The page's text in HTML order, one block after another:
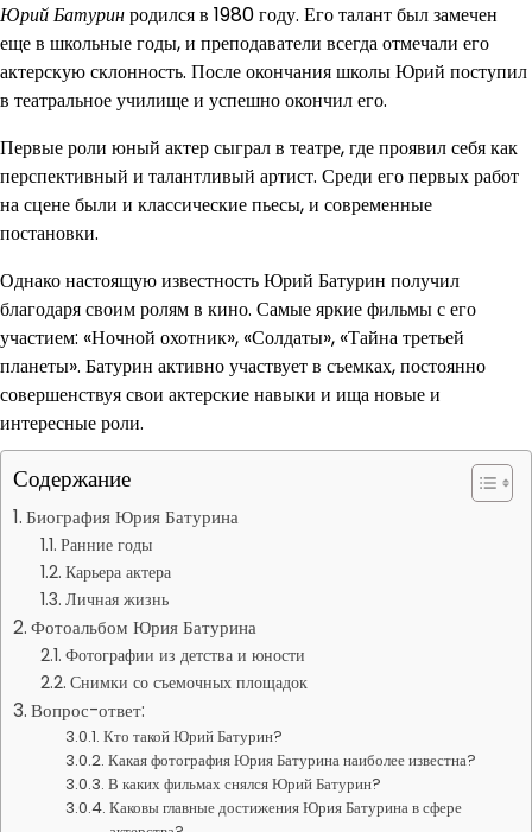
Юрий Батуринродился в 1980 году. Его талант был замечен
еще в школьные годы, и преподаватели всегда отмечали его
актерскую склонность. После окончания школы Юрий поступил
в театральное училище и успешно окончил его.
Первые роли юный актер сыграл в театре, где проявил себя как
перспективный и талантливый артист. Среди его первых работ
на сцене были и классические пьесы, и современные
постановки.
Однако настоящую известность Юрий Батурин получил
благодаря своим ролям в кино. Самые яркие фильмы с его
участием: «Ночной охотник», «Солдаты», «Тайна третьей
планеты». Батурин активно участвует в съемках, постоянно
совершенствуя свои актерские навыки и ища новые и
интересные роли.
Содержание
Биография Юрия Батурина
Ранние годы
Карьера актера
Личная жизнь
Фотоальбом Юрия Батурина
Фотографии из детства и юности
Снимки со съемочных площадок
Вопрос-ответ:
Кто такой Юрий Батурин?
Какая фотография Юрия Батурина наиболее известна?
В каких фильмах снялся Юрий Батурин?
Каковы главные достижения Юрия Батурина в сфере